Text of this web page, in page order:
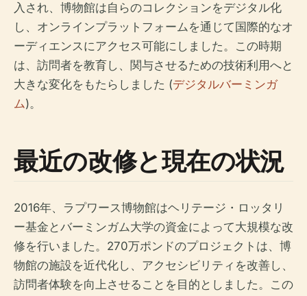
入され、博物館は自らのコレクションをデジタル化
し、オンラインプラットフォームを通じて国際的なオ
ーディエンスにアクセス可能にしました。この時期
は、訪問者を教育し、関与させるための技術利用へと
大きな変化をもたらしました (デジタルバーミンガ
ム)。
最近の改修と現在の状況
2016年、ラプワース博物館はヘリテージ・ロッタリ
ー基金とバーミンガム大学の資金によって大規模な改
修を行いました。270万ポンドのプロジェクトは、博
物館の施設を近代化し、アクセシビリティを改善し、
訪問者体験を向上させることを目的としました。この